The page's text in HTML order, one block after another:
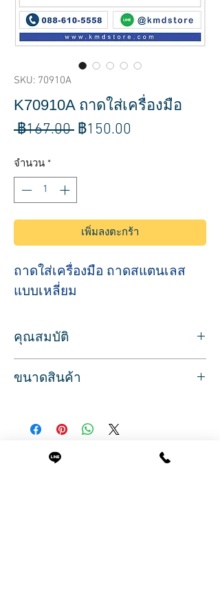
SKU: 70910A
K70910A ถาดใส่เครื่องมือ
฿167.00 ราคา
฿150.00
จำนวน *
เพิ่มลงตะกร้า
ถาดใส่เครื่องมือ ถาดสแตนเลส
แบบเหลี่ยม
คุณสมบัติ
ถาดวางเครื่องมือช่าง
กรรไกรตัดเล็บ หรืออุปกรณ์ทำเล็บต่างๆ
เช็ดล้างทำความสะอาดได้ง่าย
ขนาดสินค้า
ยาว 11 ซม.
ลึก 1 ซม.
น้ำหนัก 0.16
สินค้าที่น่าสนใจ